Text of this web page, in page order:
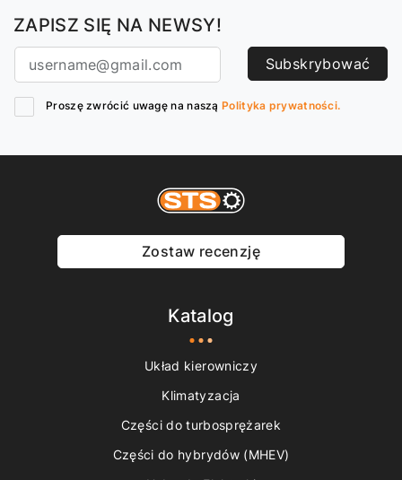
ZAPISZ SIĘ NA NEWSY!
Subskrybować
Proszę zwrócić uwagę na naszą Polityka prywatności.
Zostaw recenzję
Katalog
Układ kierowniczy
Klimatyzacja
Części do turbosprężarek
Części do hybrydów (MHEV)